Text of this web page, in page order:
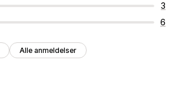
3
6
Alle anmeldelser